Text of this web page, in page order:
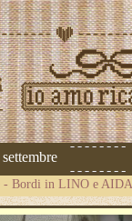
- Bordi in LINO e AIDA